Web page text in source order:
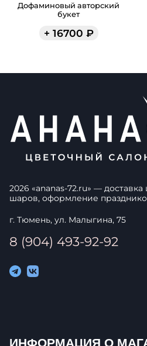
Дофаминовый авторский
букет
+ 16700 ₽
2026 «ananas-72.ru» —
шаров, оформление
г. Тюмень, ул. Малыгина, 75
8 (904) 493-92-92
ИНФОРМАЦИЯ О